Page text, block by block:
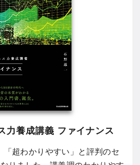
力養成講義 ファイナンス
超わかりやすい」と評判のセ